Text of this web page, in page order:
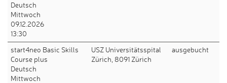
Deutsch
Mittwoch
09.12.2026
13:30
start4neo Basic Skills
Course plus
Deutsch
Mittwoch
USZ Universitätsspital
Zürich, 8091 Zürich
ausgebucht